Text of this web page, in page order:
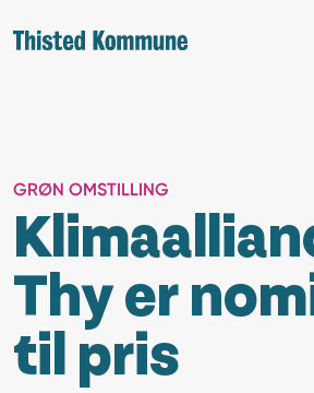
GRØN OMSTILLING
Thy er
til pris